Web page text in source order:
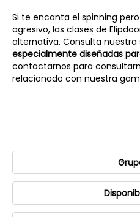
Si te encanta el spinning
agresivo, las clases de
alternativa. Consulta nuestra
especialmente diseñadas
contactarnos para
relacionado con nuestra